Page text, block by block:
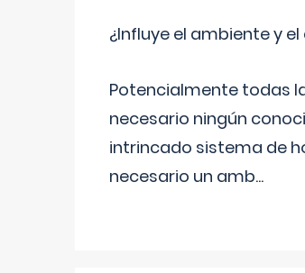
¿Influye el ambiente y
Potencialmente todas
necesario ningún
intrincado sistema de
necesario un amb...